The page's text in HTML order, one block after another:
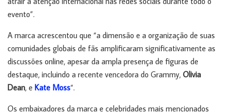
evento”.
A marca acrescentou que “a dimensão e a organização de suas
comunidades globais de fãs amplificaram significativamente as
discussões online, apesar da ampla presença de figuras de
destaque, incluindo a recente vencedora do Grammy, Olivia
Dean, e Kate Moss“.
Os embaixadores da marca e celebridades mais mencionados